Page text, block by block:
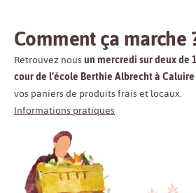
Comment ça marche
Retrouvez nousun mercredi sur deux de
cour de l’école Berthie Albrecht à
vos paniers de produits frais et locaux.
Informations pratiques